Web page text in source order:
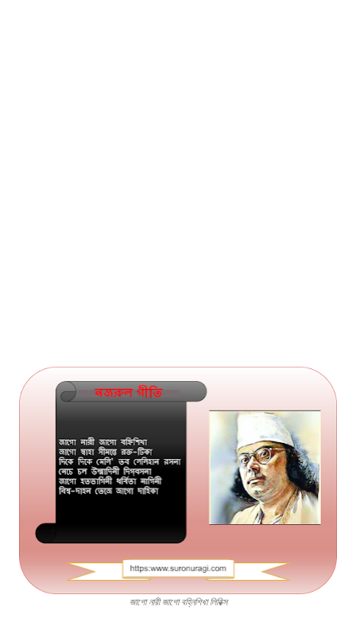
জাগো নারী জাগো বহ্নিশিখা লিরিক্স